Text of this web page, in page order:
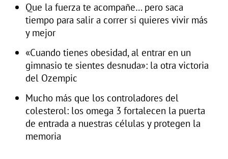
Que la fuerza te acompañe… pero saca
tiempo para salir a correr si quieres vivir más
y mejor
«Cuando tienes obesidad, al entrar en un
gimnasio te sientes desnuda»: la otra victoria
del Ozempic
Mucho más que los controladores del
colesterol: los omega 3 fortalecen la puerta
de entrada a nuestras células y protegen la
memoria